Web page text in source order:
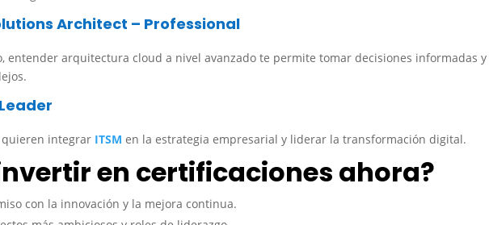
Architect – Professional
entender arquitectura cloud a nivel avanzado te permite tomar decisiones informadas y
quieren integrar ITSM en la estrategia empresarial y liderar la transformación digital.
en certificaciones ahora?
con la innovación y la mejora continua.